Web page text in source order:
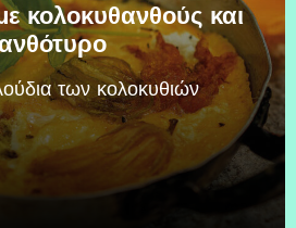
κολοκυθανθούς και
των κολοκυθιών